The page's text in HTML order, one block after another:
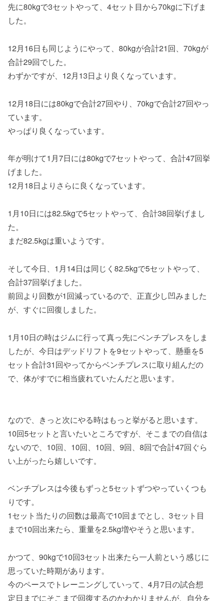
先に80kgで3セットやって、4セット目から70kgに下げま
した。
12月16日も同じようにやって、80kgが合計21回、70kgが
合計29回でした。
わずかですが、12月13日より良くなっています。
12月18日には80kgで合計27回やり、70kgで合計27回やっ
ています。
やっぱり良くなっています。
年が明けて1月7日には80kgで7セットやって、合計47回挙
げました。
12月18日よりさらに良くなっています。
1月10日には82.5kgで5セットやって、合計38回挙げまし
た。
まだ82.5kgは重いようです。
そして今日、1月14日は同じく82.5kgで5セットやって、
合計37回挙げました。
前回より回数が1回減っているので、正直少し凹みました
が、すぐに回復しました。
1月10日の時はジムに行って真っ先にベンチプレスをしま
したが、今日はデッドリフトを9セットやって、懸垂を5
セット合計31回やってからベンチプレスに取り組んだの
で、体がすでに相当疲れていたんだと思います。
なので、きっと次にやる時はもっと挙がると思います。
10回5セットと言いたいところですが、そこまでの自信は
ないので、10回、10回、10回、9回、8回で合計47回ぐら
い上がったら嬉しいです。
ベンチプレスは今後もずっと5セットずつやっていくつも
りです。
1セット当たりの回数は最高で10回までとし、3セット目
まで10回出来たら、重量を2.5kg増やそうと思います。
かつて、90kgで10回3セット出来たら一人前という感じに
思っていた時期があります。
今のペースでトレーニングしていって、4月7日の試合想
定日までにそこまで回復するのかわかりませんが、自分を